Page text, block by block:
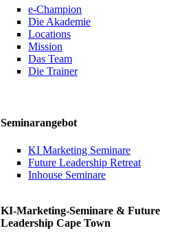
e-Champion
Die Akademie
Locations
Mission
Das Team
Die Trainer
Seminarangebot
KI Marketing Seminare
Future Leadership Retreat
Inhouse Seminare
KI-Marketing-Seminare & Future
Leadership Cape Town